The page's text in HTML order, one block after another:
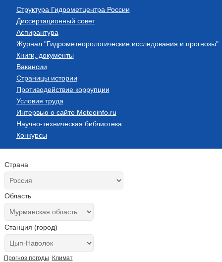
Структура Гидрометцентра России
Диссертационный совет
Аспирантура
Журнал "Гидрометеорологические исследования и прогнозы"
Книги, документы
Вакансии
Страницы истории
Противодействие коррупции
Условия труда
Интервью о сайте Meteoinfo.ru
Научно-техническая библиотека
Конкурсы
Страна
Область
Станция (город)
Прогноз погоды Климат